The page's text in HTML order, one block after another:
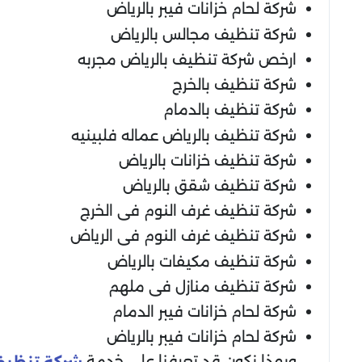
شركة لحام خزانات فيبر بالرياض
شركة تنظيف مجالس بالرياض
ارخص شركة تنظيف بالرياض مجربه
شركة تنظيف بالخرج
شركة تنظيف بالدمام
شركة تنظيف بالرياض عماله فلبينيه
شركة تنظيف خزانات بالرياض
شركة تنظيف شقق بالرياض
شركة تنظيف غرف النوم فى الخرج
شركة تنظيف غرف النوم فى الرياض
شركة تنظيف مكيفات بالرياض
شركة تنظيف منازل فى ملهم
شركة لحام خزانات فيبر الدمام
شركة لحام خزانات فيبر بالرياض